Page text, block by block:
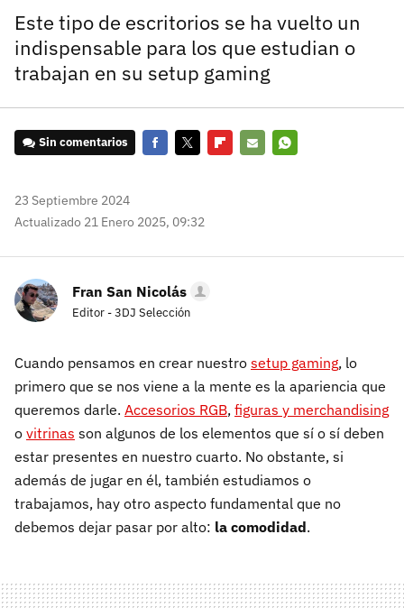
Este tipo de escritorios se ha vuelto un
indispensable para los que estudian o
trabajan en su setup gaming
Sin comentarios
23 Septiembre 2024
Actualizado 21 Enero 2025, 09:32
Fran San Nicolás
Editor - 3DJ Selección
Cuando pensamos en crear nuestro setup gaming, lo
primero que se nos viene a la mente es la apariencia que
queremos darle. Accesorios RGB, figuras y merchandising
o vitrinas son algunos de los elementos que sí o sí deben
estar presentes en nuestro cuarto. No obstante, si
además de jugar en él, también estudiamos o
trabajamos, hay otro aspecto fundamental que no
debemos dejar pasar por alto: la comodidad.